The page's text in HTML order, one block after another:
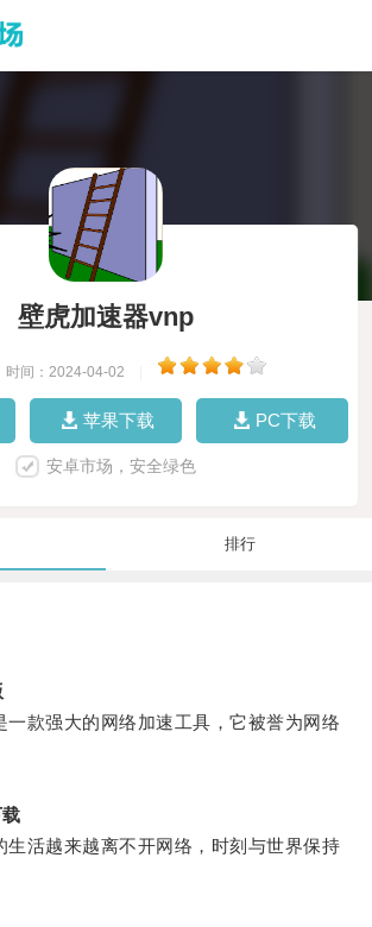
壁虎加速器vnp
时间：2024-04-02
苹果下载 PC下载
安卓市场，安全绿色
排行
款强大的网络加速工具，它被誉为网络
活越来越离不开网络，时刻与世界保持